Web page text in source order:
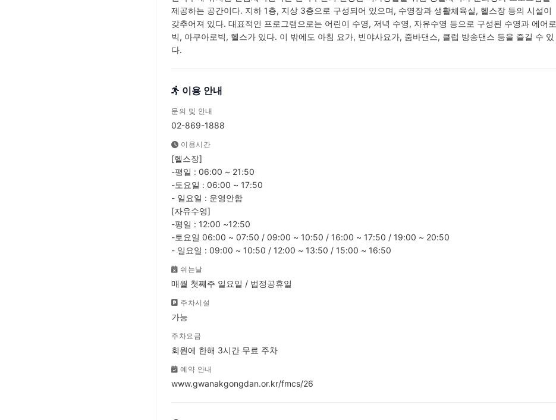
제공하는 공간이다. 지하 1층, 지상 3층으로 구성되어 있으며, 수영장과 생활체육실, 헬스장 등의 시설이
갖추어져 있다. 대표적인 프로그램으로는 어린이 수영, 저녁 수영, 자유수영 등으로 구성된 수영과 에어로
빅, 아쿠아로빅, 헬스가 있다. 이 밖에도 아침 요가, 빈야사요가, 줌바댄스, 클럽 방송댄스 등을 즐길 수 있
다.
이용 안내
문의 및 안내
02-869-1888
이용시간
[헬스장]
-평일 : 06:00 ~ 21:50
-토요일 : 06:00 ~ 17:50
- 일요일 : 운영안함
[자유수영]
-평일 : 12:00 ~12:50
-토요일 06:00 ~ 07:50 / 09:00 ~ 10:50 / 16:00 ~ 17:50 / 19:00 ~ 20:50
- 일요일 : 09:00 ~ 10:50 / 12:00 ~ 13:50 / 15:00 ~ 16:50
쉬는날
매월 첫째주 일요일 / 법정공휴일
주차시설
가능
주차요금
회원에 한해 3시간 무료 주차
예약 안내
www.gwanakgongdan.or.kr/fmcs/26